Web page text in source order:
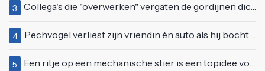
3 Collega's die "overwerken" vergaten de gordijnen dicht te doen
4 Pechvogel verliest zijn vriendin én auto als hij bocht te scherp neemt
5 Een ritje op een mechanische stier is een topidee voor een eerste date